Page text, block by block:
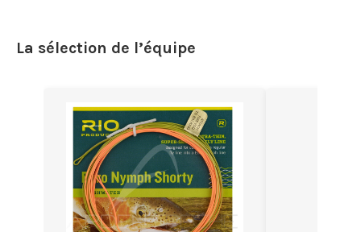
La sélection de l’équipe